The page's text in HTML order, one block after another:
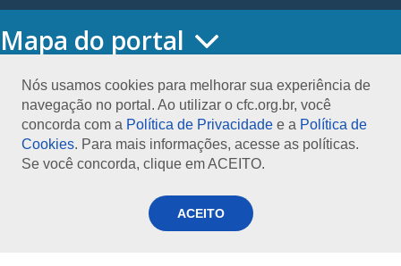
Nós usamos cookies para melhorar sua experiência de
navegação no portal. Ao utilizar o cfc.org.br, você
concorda com a Política de Privacidade e a Política de
Cookies. Para mais informações, acesse as políticas.
Se você concorda, clique em ACEITO.
ACEITO
Mapa do portal
O CONSELHO
Conselho Diretor
Nossa Sede
Planejamento
Organograma
Presidentes do CFC – Gestões anteriores